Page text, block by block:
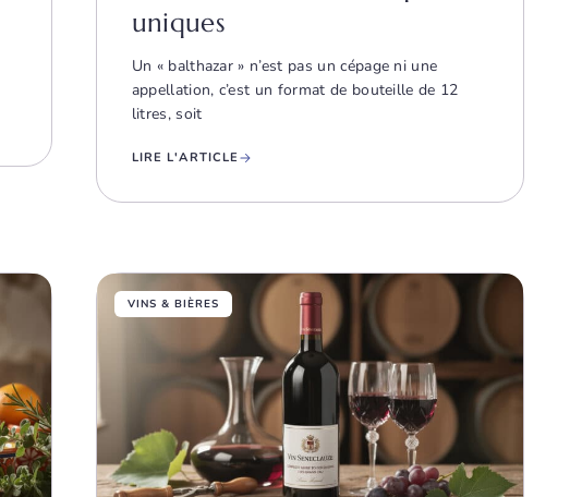
uniques
Un « balthazar » n’est pas un cépage ni une
appellation, c’est un format de bouteille de 12
litres, soit
LIRE L'ARTICLE
VINS & BIÈRES